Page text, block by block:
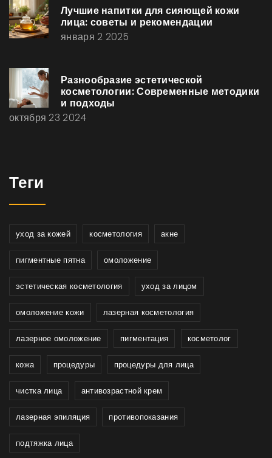
Лучшие напитки для сияющей кожи
лица: советы и рекомендации
января 2 2025
Разнообразие эстетической
косметологии: Современные методики
и подходы
октября 23 2024
Теги
уход за кожей косметология акне
пигментные пятна омоложение
эстетическая косметология уход за лицом
омоложение кожи лазерная косметология
лазерное омоложение пигментация косметолог
кожа процедуры процедуры для лица
чистка лица антивозрастной крем
лазерная эпиляция противопоказания
подтяжка лица